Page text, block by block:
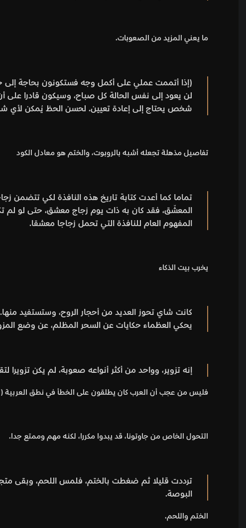
ما يعني المزيد من الصعوبات.
(إذا أتممت عملي على أكمل وجه فستكونون بحاجة إلى
لن يعود إلى نفس الحالة كل صباح، وسيكون قادرا على
شخص يحتاج إلى إعادة تعيين. لحسن الحظ يُمكن لأي
تفاصيل مذهلة تجعله أشبه بالروبوت، والختم هو معادل الكود
تماما كما أعدت كتابة تاريخ هذه النافذة لكي تتضمن
المعشّق، فقد كان به ذات يوم زجاج معشق، حتى لو لم
المفهوم العام للنافذة التي تحمل زجاجا معشقا.
يخرب بيت الذكاء
كانت شاي تحوز العديد من أحجار الروح، وستستفيد
يحكي العظماء حكايات عن السحر المظلم، عن وضع
إنه تزوير، وواحد من أكثر أنواعه صعوبة، لم يكن
فليس من عجب أن العرب كان يطلقون على الخطأ في نطق العربية
التحول الخاص من جاوتونا، قد يبدوا مكررا، لكنه مهم وممتع جدا.
ترددت قليلا ثم ضغطت بالختم، فلمس اللحم، وبقى
البوصة.
الختم واللحم.